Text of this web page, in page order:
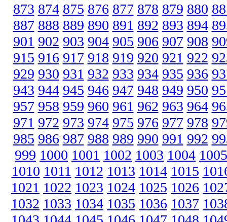
873 874 875 876 877 878 879 880
887 888 889 890 891 892 893 894
901 902 903 904 905 906 907 908
915 916 917 918 919 920 921 922
929 930 931 932 933 934 935 936
943 944 945 946 947 948 949 950
957 958 959 960 961 962 963 964
971 972 973 974 975 976 977 978
985 986 987 988 989 990 991 992
999 1000 1001 1002 1003 1004 1005
1010 1011 1012 1013 1014 1015
1021 1022 1023 1024 1025 1026
1032 1033 1034 1035 1036 1037